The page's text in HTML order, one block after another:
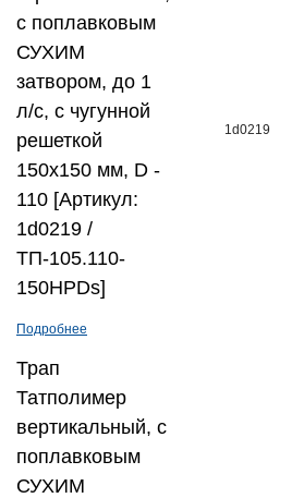
с поплавковым
СУХИМ
затвором, до 1
л/с, с чугунной
решеткой
150x150 мм, D -
110 [Артикул:
1d0219 /
ТП-105.110-
150HPDs]
Подробнее
1d0219
Трап
Татполимер
вертикальный, с
поплавковым
СУХИМ